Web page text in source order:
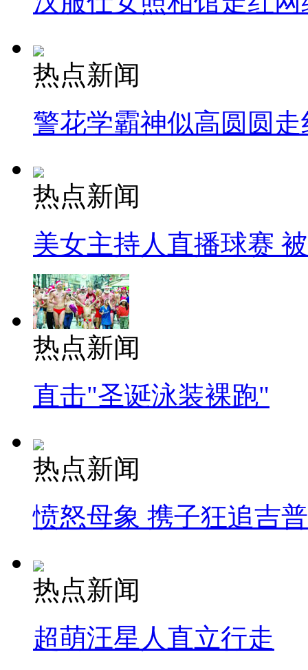
热点新闻
警花学霸神似高圆圆走
热点新闻
美女主持人直播球赛
热点新闻
直击"圣诞泳装裸跑"
热点新闻
愤怒母象 携子狂追吉
热点新闻
超萌汪星人直立行走